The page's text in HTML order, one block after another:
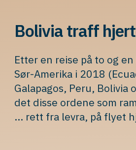
Bolivia traff
Etter en reise på to og
Sør-Amerika i 2018
Galapagos, Peru, Bolivia
det disse ordene som
... rett fra levra, på flyet